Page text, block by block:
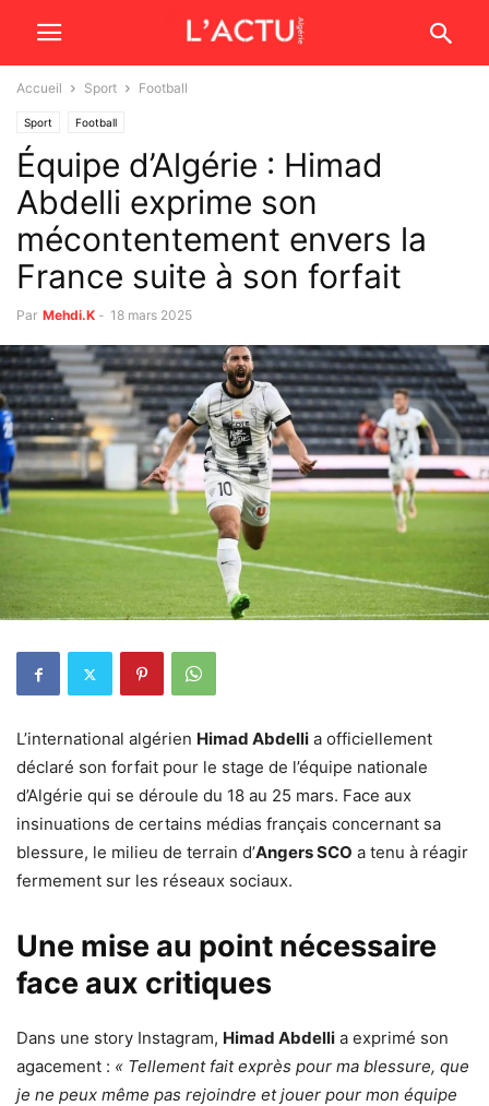
Accueil Sport Football
Sport Football
Équipe d’Algérie : Himad
Abdelli exprime son
mécontentement envers la
France suite à son forfait
Par Mehdi.K - 18 mars 2025
L’international algérien Himad Abdelli a officiellement
déclaré son forfait pour le stage de l’équipe nationale
d’Algérie qui se déroule du 18 au 25 mars. Face aux
insinuations de certains médias français concernant sa
blessure, le milieu de terrain d’Angers SCO a tenu à réagir
fermement sur les réseaux sociaux.
Une mise au point nécessaire
face aux critiques
Dans une story Instagram, Himad Abdelli a exprimé son
agacement : « Tellement fait exprès pour ma blessure, que
je ne peux même pas rejoindre et jouer pour mon équipe